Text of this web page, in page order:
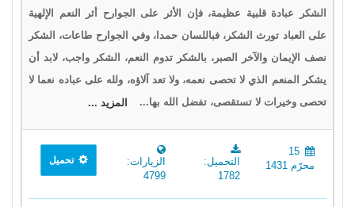
الشكر عبادة قلبية عظيمة، فإن الأثر على الجوارح أثر النعم الإلهية
على العباد تورث الشكر، فباللسان حمدا، وفي الجوارح طاعات، الشكر
نصف الإيمان والآخر الصبر، بالشكر تدوم النعم، الشكر واجب، لابد أن
يشكر المنعم الذي لا تحصى نعمه، ولا تعد آلاؤه، ولله على عباده نعما لا
تحصى وخيرات لا تستقصى، تفضل الله بها...
المزيد ...
15
محرّم 1431
التحميل:
1782
الزيارات:
4799
تحميل